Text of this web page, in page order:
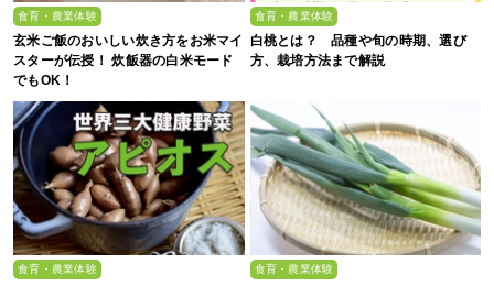
食育・農業体験
玄米ご飯のおいしい炊き方をお米マイ
スターが伝授！ 炊飯器の白米モード
でもOK！
食育・農業体験
白桃とは？ 品種や旬の時期、選び
方、栽培方法まで解説
食育・農業体験 食育・農業体験